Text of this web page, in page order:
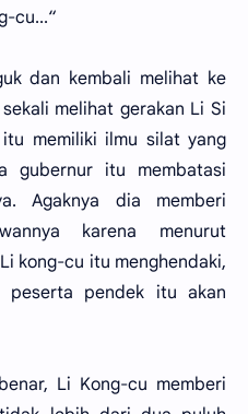
cu...“
dan kembali melihat ke
melihat gerakan Li Si
memiliki ilmu silat yang
gubernur itu membatasi
Agaknya dia memberi
karena menurut
kong-cu itu menghendaki,
peserta pendek itu akan
Li Kong-cu memberi